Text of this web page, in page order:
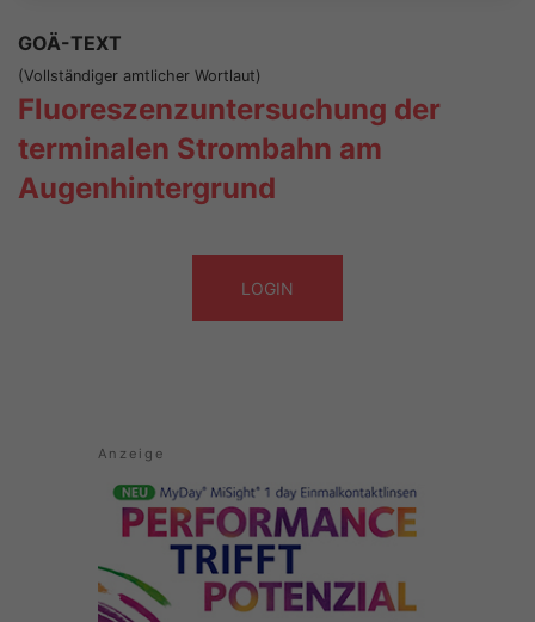
GOÄ-TEXT
(Vollständiger amtlicher Wortlaut)
Fluoreszenzuntersuchung der
terminalen Strombahn am
Augenhintergrund
LOGIN